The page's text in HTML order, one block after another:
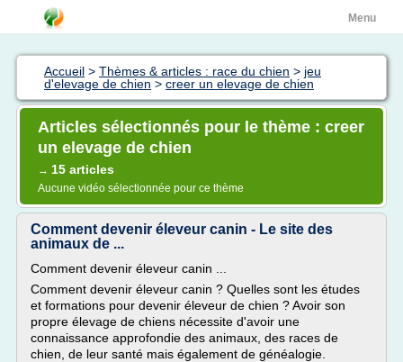
Menu
Accueil > Thèmes & articles : race du chien > jeu
d'elevage de chien > creer un elevage de chien
Articles sélectionnés pour le thème : creer
un elevage de chien
→ 15 articles
Aucune vidéo sélectionnée pour ce thème
Comment devenir éleveur canin - Le site des
animaux de ...
Comment devenir éleveur canin ...
Comment devenir éleveur canin ? Quelles sont les études
et formations pour devenir éleveur de chien ? Avoir son
propre élevage de chiens nécessite d'avoir une
connaissance approfondie des animaux, des races de
chien, de leur santé mais également de généalogie.